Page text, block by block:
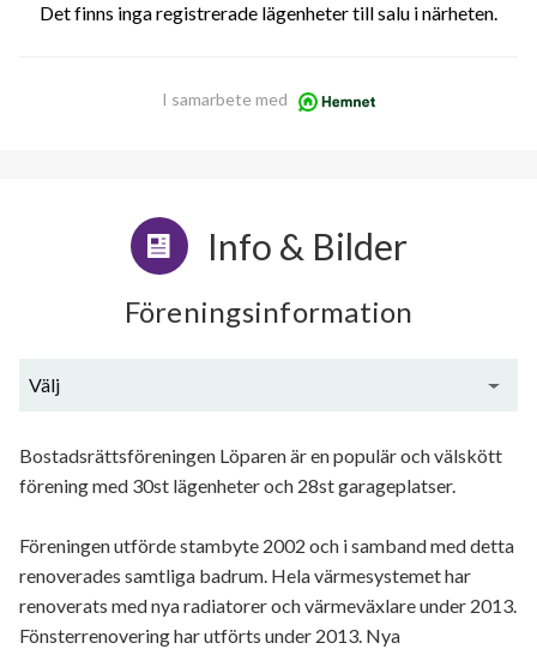
Det finns inga registrerade lägenheter till salu i närheten.
I samarbete med
Info & Bilder
Föreningsinformation
Välj
Bostadsrättsföreningen Löparen är en populär och välskött
förening med 30st lägenheter och 28st garageplatser.
Föreningen utförde stambyte 2002 och i samband med detta
renoverades samtliga badrum. Hela värmesystemet har
renoverats med nya radiatorer och värmeväxlare under 2013.
Fönsterrenovering har utförts under 2013. Nya